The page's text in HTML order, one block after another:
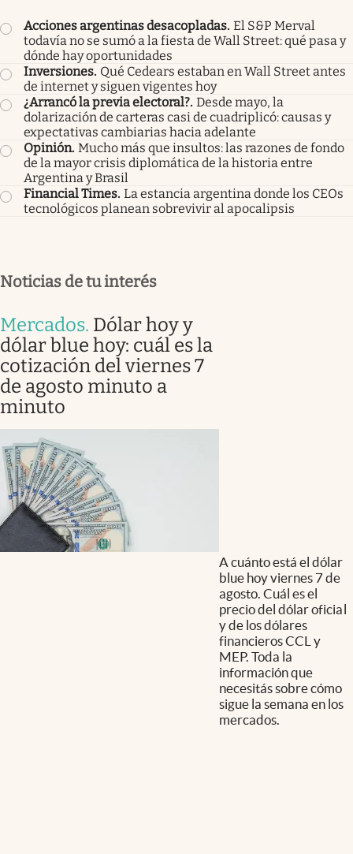
Acciones argentinas desacopladas. El S&P Merval
todavía no se sumó a la fiesta de Wall Street: qué pasa y
dónde hay oportunidades
Inversiones. Qué Cedears estaban en Wall Street antes
de internet y siguen vigentes hoy
¿Arrancó la previa electoral?. Desde mayo, la
dolarización de carteras casi de cuadriplicó: causas y
expectativas cambiarias hacia adelante
Opinión. Mucho más que insultos: las razones de fondo
de la mayor crisis diplomática de la historia entre
Argentina y Brasil
Financial Times. La estancia argentina donde los CEOs
tecnológicos planean sobrevivir al apocalipsis
Noticias de tu interés
Mercados. Dólar hoy y
dólar blue hoy: cuál es la
cotización del viernes 7
de agosto minuto a
minuto
A cuánto está el dólar
blue hoy viernes 7 de
agosto. Cuál es el
precio del dólar oficial
y de los dólares
financieros CCL y
MEP. Toda la
información que
necesitás sobre cómo
sigue la semana en los
mercados.